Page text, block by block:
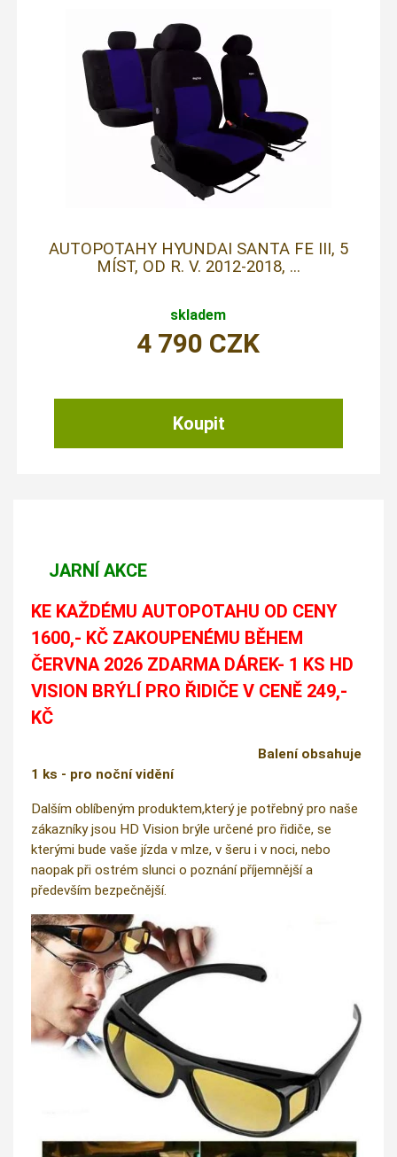
AUTOPOTAHY HYUNDAI SANTA FE III, 5
MÍST, OD R. V. 2012-2018, ...
skladem
4 790 CZK
JARNÍ AKCE
KE KAŽDÉMU AUTOPOTAHU OD CENY
1600,- KČ ZAKOUPENÉMU BĚHEM
ČERVNA 2026 ZDARMA DÁREK- 1 KS HD
VISION BRÝLÍ PRO ŘIDIČE V CENĚ 249,-
KČ
Balení obsahuje
1 ks - pro noční vidění
Dalším oblíbeným produktem,který je potřebný pro naše
zákazníky jsou HD Vision brýle určené pro řidiče, se
kterými bude vaše jízda v mlze, v šeru i v noci, nebo
naopak při ostrém slunci o poznání příjemnější a
především bezpečnější.